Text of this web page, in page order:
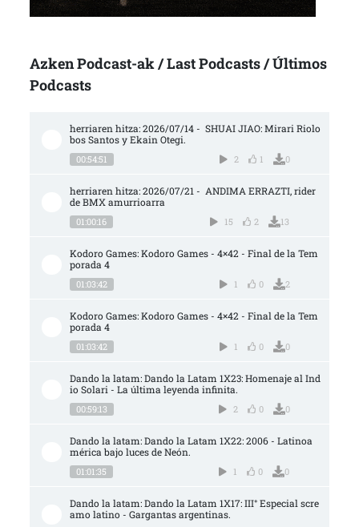
Azken Podcast-ak / Last Podcasts / Últimos
Podcasts
herriaren hitza: 2026/07/14 -  SHUAI JIAO: Mirari Riolo
bos Santos y Ekain Otegi.
00:54:51 2 1 0
herriaren hitza: 2026/07/21 -  ANDIMA ERRAZTI, rider
de BMX amurrioarra
01:00:16 15 2 13
Kodoro Games: Kodoro Games - 4×42 - Final de la Tem
porada 4
01:03:42 1 0 2
Kodoro Games: Kodoro Games - 4×42 - Final de la Tem
porada 4
01:03:42 1 0 0
Dando la latam: Dando la Latam 1X23: Homenaje al Ind
io Solari - La última leyenda infinita.
00:59:13 2 0 0
Dando la latam: Dando la Latam 1X22: 2006 - Latinoa
mérica bajo luces de Neón.
01:01:35 1 0 0
Dando la latam: Dando la Latam 1X17: III° Especial scre
amo latino - Gargantas argentinas.